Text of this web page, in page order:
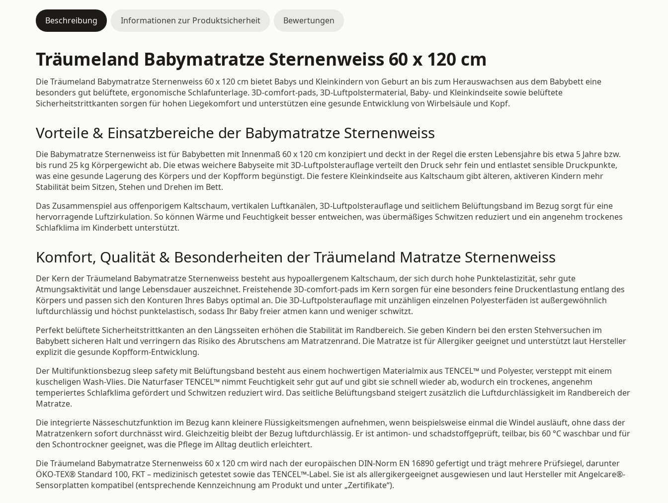
Beschreibung Informationen zur Produktsicherheit Bewertungen
Träumeland Babymatratze Sternenweiss 60 x 120 cm
Die Träumeland Babymatratze Sternenweiss 60 x 120 cm bietet Babys und Kleinkindern von Geburt an bis zum Herauswachsen aus dem Babybett eine
besonders gut belüftete, ergonomische Schlafunterlage. 3D-comfort-pads, 3D-Luftpolstermaterial, Baby- und Kleinkindseite sowie belüftete
Sicherheitstrittkanten sorgen für hohen Liegekomfort und unterstützen eine gesunde Entwicklung von Wirbelsäule und Kopf.
Vorteile & Einsatzbereiche der Babymatratze Sternenweiss
Die Babymatratze Sternenweiss ist für Babybetten mit Innenmaß 60 x 120 cm konzipiert und deckt in der Regel die ersten Lebensjahre bis etwa 5 Jahre bzw.
bis rund 25 kg Körpergewicht ab. Die etwas weichere Babyseite mit 3D-Luftpolsterauflage verteilt den Druck sehr fein und entlastet sensible Druckpunkte,
was eine gesunde Lagerung des Körpers und der Kopfform begünstigt. Die festere Kleinkindseite aus Kaltschaum gibt älteren, aktiveren Kindern mehr
Stabilität beim Sitzen, Stehen und Drehen im Bett.
Das Zusammenspiel aus offenporigem Kaltschaum, vertikalen Luftkanälen, 3D-Luftpolsterauflage und seitlichem Belüftungsband im Bezug sorgt für eine
hervorragende Luftzirkulation. So können Wärme und Feuchtigkeit besser entweichen, was übermäßiges Schwitzen reduziert und ein angenehm trockenes
Schlafklima im Kinderbett unterstützt.
Komfort, Qualität & Besonderheiten der Träumeland Matratze Sternenweiss
Der Kern der Träumeland Babymatratze Sternenweiss besteht aus hypoallergenem Kaltschaum, der sich durch hohe Punktelastizität, sehr gute
Atmungsaktivität und lange Lebensdauer auszeichnet. Freistehende 3D-comfort-pads im Kern sorgen für eine besonders feine Druckentlastung entlang des
Körpers und passen sich den Konturen Ihres Babys optimal an. Die 3D-Luftpolsterauflage mit unzähligen einzelnen Polyesterfäden ist außergewöhnlich
luftdurchlässig und höchst punktelastisch, sodass Ihr Baby freier atmen kann und weniger schwitzt.
Perfekt belüftete Sicherheitstrittkanten an den Längsseiten erhöhen die Stabilität im Randbereich. Sie geben Kindern bei den ersten Stehversuchen im
Babybett sicheren Halt und verringern das Risiko des Abrutschens am Matratzenrand. Die Matratze ist für Allergiker geeignet und unterstützt laut Hersteller
explizit die gesunde Kopfform-Entwicklung.
Der Multifunktionsbezug sleep safety mit Belüftungsband besteht aus einem hochwertigen Materialmix aus TENCEL™ und Polyester, versteppt mit einem
kuscheligen Wash-Vlies. Die Naturfaser TENCEL™ nimmt Feuchtigkeit sehr gut auf und gibt sie schnell wieder ab, wodurch ein trockenes, angenehm
temperiertes Schlafklima gefördert und Schwitzen reduziert wird. Das seitliche Belüftungsband steigert zusätzlich die Luftdurchlässigkeit im Randbereich der
Matratze.
Die integrierte Nässeschutzfunktion im Bezug kann kleinere Flüssigkeitsmengen aufnehmen, wenn beispielsweise einmal die Windel ausläuft, ohne dass der
Matratzenkern sofort durchnässt wird. Gleichzeitig bleibt der Bezug luftdurchlässig. Er ist antimon- und schadstoffgeprüft, teilbar, bis 60 °C waschbar und für
den Schontrockner geeignet, was die Pflege im Alltag deutlich erleichtert.
Die Träumeland Babymatratze Sternenweiss 60 x 120 cm wird nach der europäischen DIN-Norm EN 16890 gefertigt und trägt mehrere Prüfsiegel, darunter
ÖKO-TEX® Standard 100, FKT – medizinisch getestet sowie das TENCEL™-Label. Sie ist als allergikergeeignet ausgewiesen und laut Hersteller mit Angelcare®-
Sensorplatten kompatibel (entsprechende Kennzeichnung am Produkt und unter „Zertifikate“).